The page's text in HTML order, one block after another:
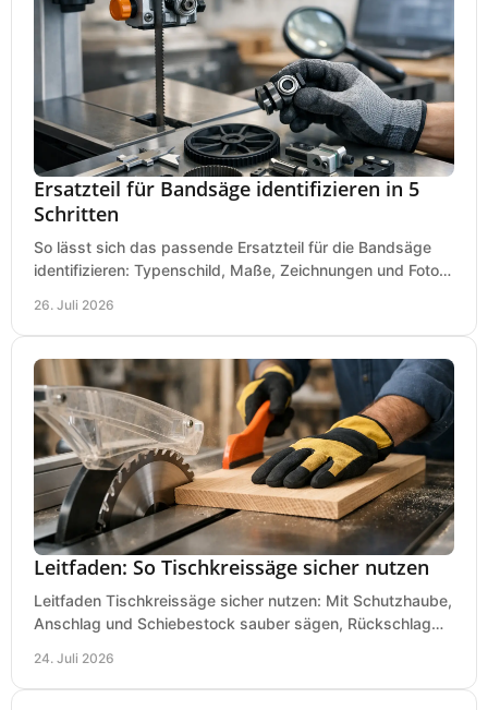
Ersatzteil für Bandsäge identifizieren in 5
Schritten
So lässt sich das passende Ersatzteil für die Bandsäge
identifizieren: Typenschild, Maße, Zeichnungen und Fotos
26. Juli 2026
Leitfaden: So Tischkreissäge sicher nutzen
Leitfaden Tischkreissäge sicher nutzen: Mit Schutzhaube,
Anschlag und Schiebestock sauber sägen, Rückschlag
24. Juli 2026